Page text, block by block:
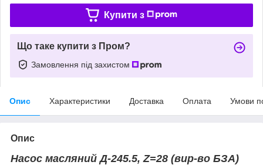
Купити з
Що таке купити з Пром?
Замовлення під захистом
Опис Характеристики Доставка Оплата Умови
Опис
Насос масляний Д-245.5, Z=28 (вир-во БЗА)